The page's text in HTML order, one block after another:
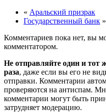
« Аральский призрак
Государственный банк »
Комментариев пока нет, вы
комментатором.
Не отправляйте один и тот
раза, даже если вы его не
отправки. Комментарии
проверяются на антиспам.
комментарии могут быть
затрудняет модерацию.